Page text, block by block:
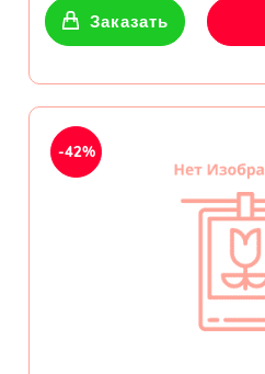
Заказать
-42%